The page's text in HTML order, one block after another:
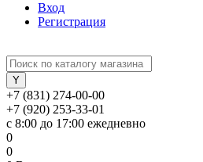
Вход
Регистрация
+7 (831) 274-00-00
+7 (920) 253-33-01
с 8:00 до 17:00 ежедневно
0
0